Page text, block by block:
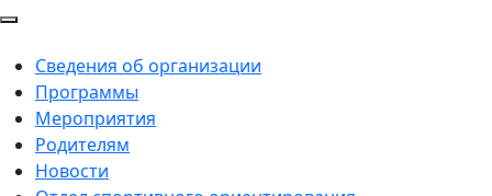
Сведения об организации
Программы
Мероприятия
Родителям
Новости